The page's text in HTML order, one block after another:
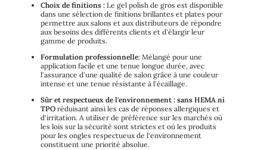
Choix de finitions : Le gel polish de gros est disponible
dans une sélection de finitions brillantes et plates pour
permettre aux salons et aux distributeurs de répondre
aux besoins des différents clients et d'élargir leur
gamme de produits.
Formulation professionnelle: Mélangé pour une
application facile et une tenue longue durée, avec
l'assurance d'une qualité de salon grâce à une couleur
intense et une tenue résistante à l'écaillage.
Sûr et respectueux de l'environnement : sans HEMA ni
TPO réduisant ainsi les cas de réponses allergiques et
d'irritation. A utiliser de préférence sur les marchés où
les lois sur la sécurité sont strictes et où les produits
pour les ongles respectueux de l'environnement
constituent une priorité absolue.